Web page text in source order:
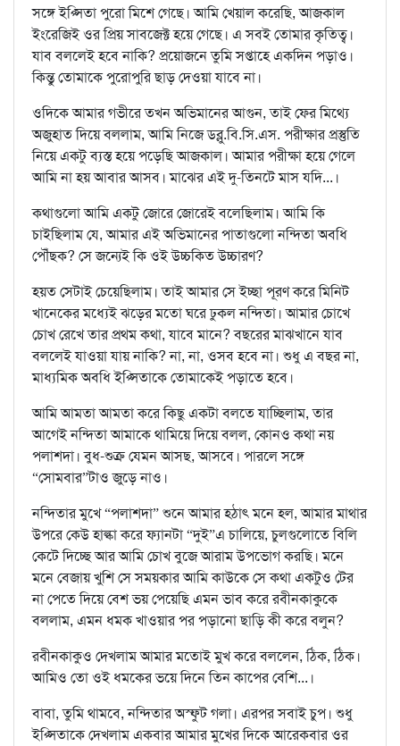
সঙ্গে ইপ্সিতা পুরো মিশে গেছে। আমি খেয়াল করেছি, আজকাল
ইংরেজিই ওর প্রিয় সাবজেক্ট হয়ে গেছে। এ সবই তোমার কৃতিত্ব।
যাব বললেই হবে নাকি? প্রয়োজনে তুমি সপ্তাহে একদিন পড়াও।
কিন্তু তোমাকে পুরোপুরি ছাড় দেওয়া যাবে না।
ওদিকে আমার গভীরে তখন অভিমানের আগুন, তাই ফের মিথ্যে
অজুহাত দিয়ে বললাম, আমি নিজে ডব্লু.বি.সি.এস. পরীক্ষার প্রস্তুতি
নিয়ে একটু ব্যস্ত হয়ে পড়েছি আজকাল। আমার পরীক্ষা হয়ে গেলে
আমি না হয় আবার আসব। মাঝের এই দু-তিনটে মাস যদি...।
কথাগুলো আমি একটু জোরে জোরেই বলেছিলাম। আমি কি
চাইছিলাম যে, আমার এই অভিমানের পাতাগুলো নন্দিতা অবধি
পৌঁছক? সে জন্যেই কি ওই উচ্চকিত উচ্চারণ?
হয়ত সেটাই চেয়েছিলাম। তাই আমার সে ইচ্ছা পূরণ করে মিনিট
খানেকের মধ্যেই ঝড়ের মতো ঘরে ঢুকল নন্দিতা। আমার চোখে
চোখ রেখে তার প্রথম কথা, যাবে মানে? বছরের মাঝখানে যাব
বললেই যাওয়া যায় নাকি? না, না, ওসব হবে না। শুধু এ বছর না,
মাধ্যমিক অবধি ইপ্সিতাকে তোমাকেই পড়াতে হবে।
আমি আমতা আমতা করে কিছু একটা বলতে যাচ্ছিলাম, তার
আগেই নন্দিতা আমাকে থামিয়ে দিয়ে বলল, কোনও কথা নয়
পলাশদা। বুধ-শুক্র যেমন আসছ, আসবে। পারলে সঙ্গে
“সোমবার”টাও জুড়ে নাও।
নন্দিতার মুখে “পলাশদা” শুনে আমার হঠাৎ মনে হল, আমার মাথার
উপরে কেউ হাল্কা করে ফ্যানটা “দুই”এ চালিয়ে, চুলগুলোতে বিলি
কেটে দিচ্ছে আর আমি চোখ বুজে আরাম উপভোগ করছি। মনে
মনে বেজায় খুশি সে সময়কার আমি কাউকে সে কথা একটুও টের
না পেতে দিয়ে বেশ ভয় পেয়েছি এমন ভাব করে রবীনকাকুকে
বললাম, এমন ধমক খাওয়ার পর পড়ানো ছাড়ি কী করে বলুন?
রবীনকাকুও দেখলাম আমার মতোই মুখ করে বললেন, ঠিক, ঠিক।
আমিও তো ওই ধমকের ভয়ে দিনে তিন কাপের বেশি...।
বাবা, তুমি থামবে, নন্দিতার অস্ফুট গলা। এরপর সবাই চুপ। শুধু
ইপ্সিতাকে দেখলাম একবার আমার মুখের দিকে আরেকবার ওর